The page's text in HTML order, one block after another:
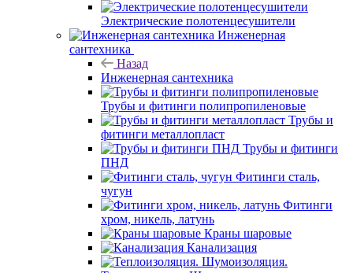
Электрические полотенцесушители
Инженерная
сантехника
Назад
Инженерная сантехника
Трубы и фитинги полипропиленовые
Трубы и
фитинги металлопласт
Трубы и фитинги
ПНД
Фитинги сталь,
чугун
Фитинги
хром, никель, латунь
Краны шаровые
Канализация